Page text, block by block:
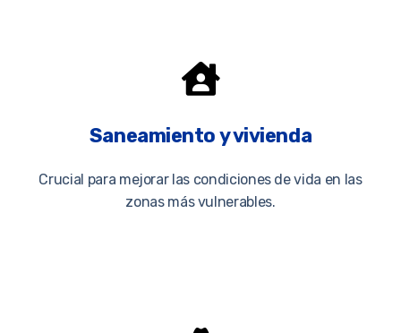
Saneamiento y vivienda
Crucial para mejorar las condiciones de vida en las
zonas más vulnerables.